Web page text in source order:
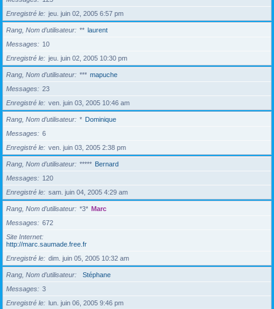
Enregistré le
jeu. juin 02, 2005 6:57 pm
Rang, Nom d’utilisateur ** laurent
Messages
10
Enregistré le
jeu. juin 02, 2005 10:30 pm
Rang, Nom d’utilisateur *** mapuche
Messages
23
Enregistré le
ven. juin 03, 2005 10:46 am
Rang, Nom d’utilisateur * Dominique
Messages
6
Enregistré le
ven. juin 03, 2005 2:38 pm
Rang, Nom d’utilisateur ***** Bernard
Messages
120
Enregistré le
sam. juin 04, 2005 4:29 am
Rang, Nom d’utilisateur *3* Marc
Messages
672
Site Internet
http://marc.saumade.free.fr
Enregistré le
dim. juin 05, 2005 10:32 am
Rang, Nom d’utilisateur
Stéphane
Messages
3
Enregistré le
lun. juin 06, 2005 9:46 pm